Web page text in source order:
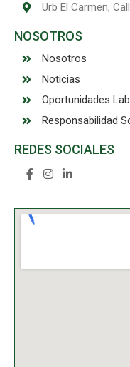
Urb El Carmen,
NOSOTROS
Nosotros
Noticias
Oportunidades
Responsabilidad
REDES SOCIALES